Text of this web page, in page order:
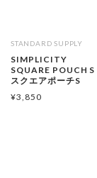
STANDARD SUPPLY
SIMPLICITY
SQUARE POUCH S
スクエアポーチS
¥3,850